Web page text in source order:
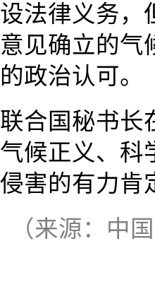
设法律义务，
意见确立的气
的政治认可。
联合国秘书长
气候正义、科
侵害的有力肯
（来源：中